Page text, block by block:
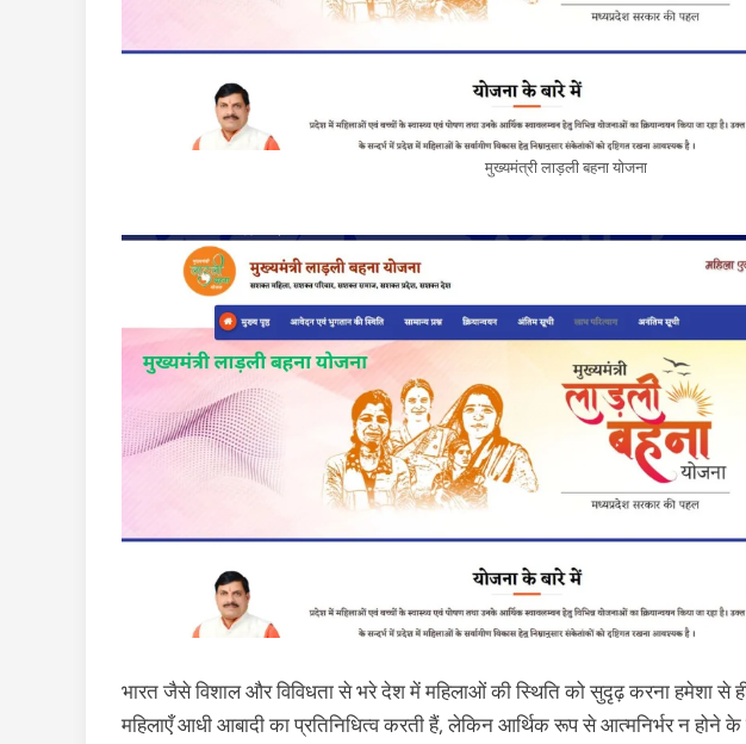
मुख्‍यमंत्री लाड़ली बहना योजना
भारत जैसे विशाल और विविधता से भरे देश में महिलाओं की स्थिति को सुदृढ़ करना हमेशा से
महिलाएँ आधी आबादी का प्रतिनिधित्व करती हैं, लेकिन आर्थिक रूप से आत्मनिर्भर न होने